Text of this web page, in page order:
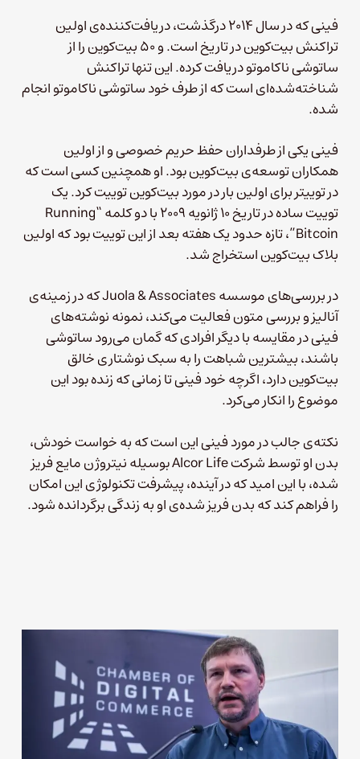
فینی که در سال ۲۰۱۴ درگذشت، دریافت‌کننده‌ی اولین
تراکنش بیت‌کوین در تاریخ است. و ۵۰ بیت‌کوین را از
ساتوشی ناکاموتو دریافت کرده. این تنها تراکنش
شناخته‌شده‌ای است که از طرف خود ساتوشی ناکاموتو انجام
شده.
فینی یکی از طرفداران حفظ حریم خصوصی و از اولین
همکاران توسعه‌ی بیت‌کوین بود. او همچنین کسی است که
در توییتر برای اولین‌ بار در مورد بیت‌کوین توییت کرد. یک
توییت ساده در تاریخ ۱۰ ژانویه ۲۰۰۹ با دو کلمه‌ “Running
Bitcoin”، تازه حدود یک هفته بعد از این توییت بود که اولین
بلاک بیت‌کوین استخراج شد.
در بررسی‌های موسسه Juola & Associates که در زمینه‌ی
آنالیز و بررسی متون فعالیت می‌کند، نمونه نوشته‌های
فینی در مقایسه با دیگر افرادی که گمان می‌رود ساتوشی
باشند، بیشترین شباهت را به سبک نوشتاری خالق
بیت‌کوین دارد، اگرچه خود فینی تا زمانی که زنده بود این
موضوع را انکار می‌کرد.
نکته‌ی جالب در مورد فینی این است که به خواست خودش،
بدن او توسط شرکت Alcor Life بوسیله نیتروژن مایع فریز
شده، با این امید که در آینده، پیشرفت تکنولوژی این امکان
را فراهم کند که بدن فریز شده‌ی او به زندگی برگردانده شود.